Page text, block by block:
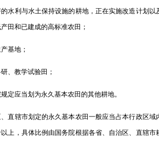
利与水土保持设施的耕地，正在实施改造计划以
田和已建成的高标准农田；
基地；
教学试验田；
应当划为永久基本农田的其他耕地。
辖市划定的永久基本农田一般应当占本行政区域
上，具体比例由国务院根据各省、自治区、直辖市